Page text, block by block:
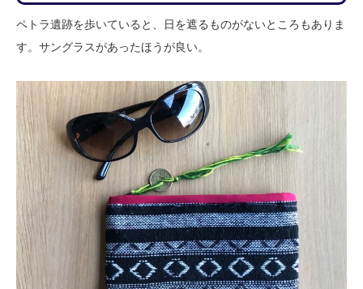
ペトラ遺跡を歩いていると、日を遮るものがないところもありま
す。サングラスがあったほうが良い。